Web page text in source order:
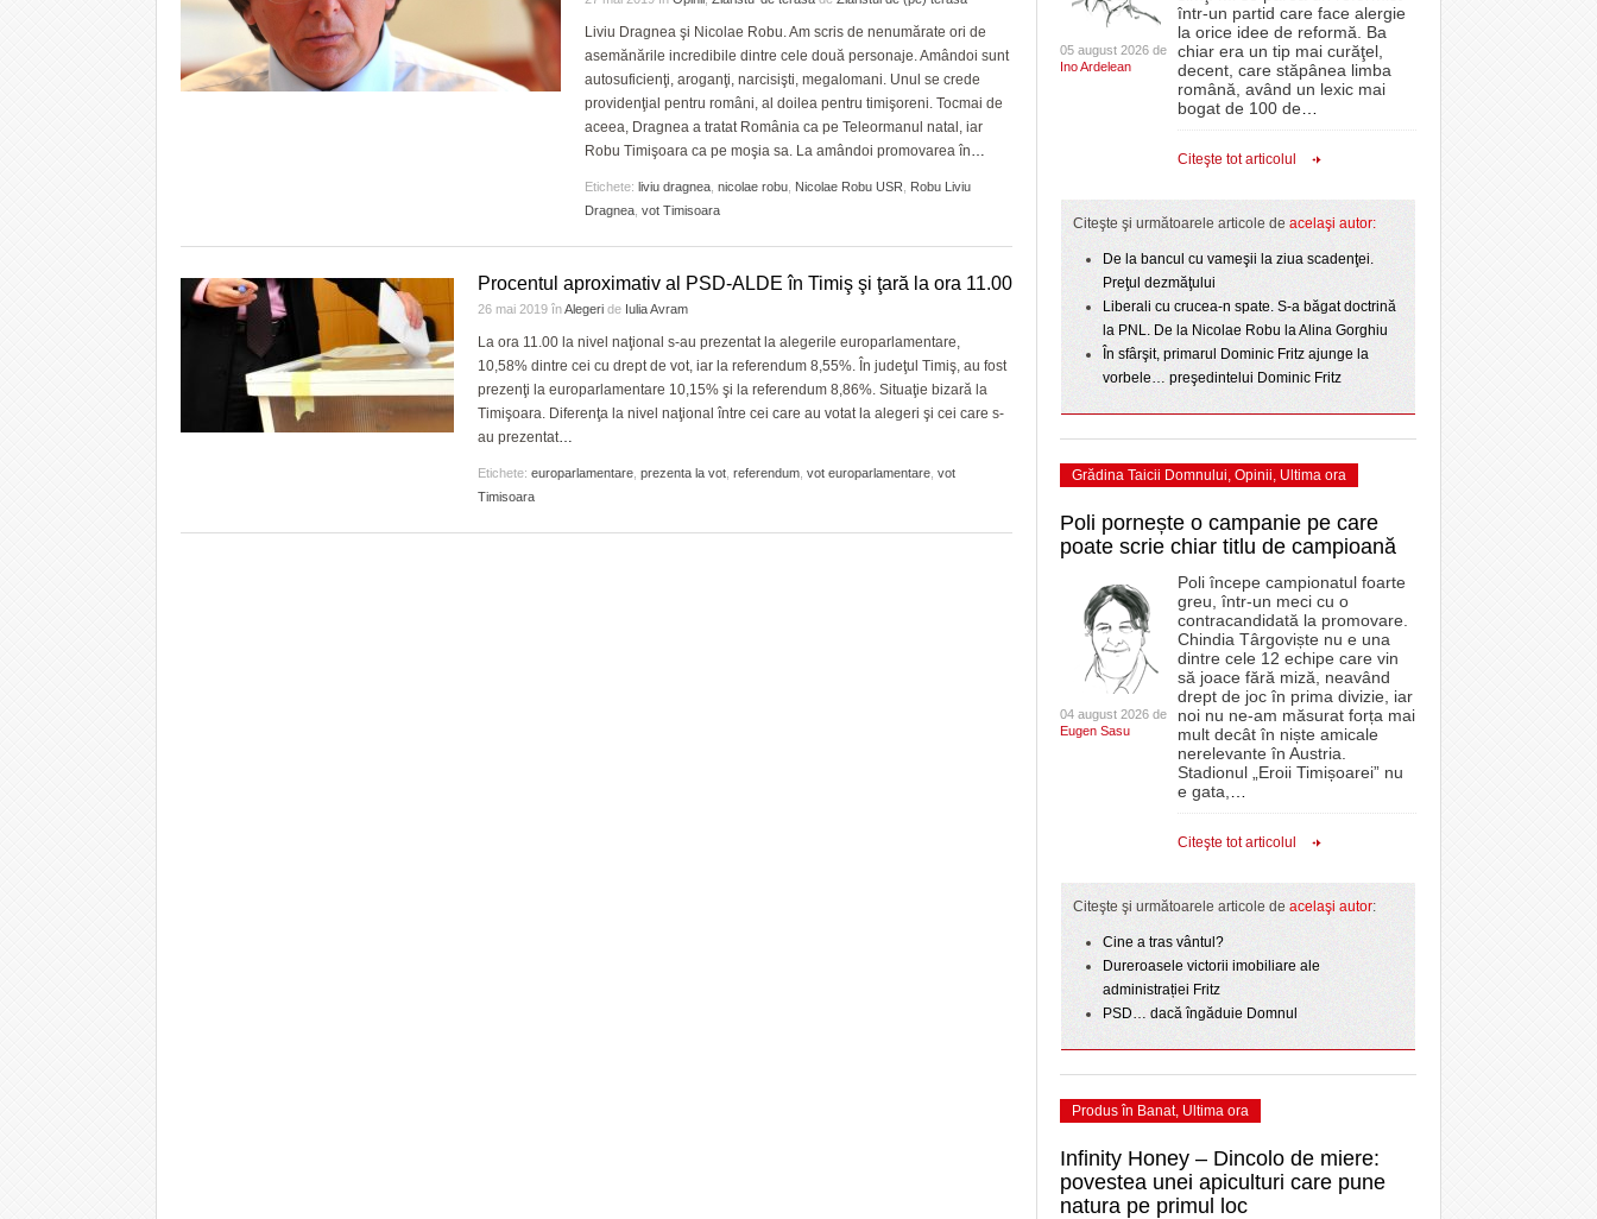
Primăria Timișoara vinde 3.500 de metri cubi de
- 3 August 2026
View all
Ceauşescu a fost… “unicul vizionar al țării”
August 2026
special pentru el de PSD: Doar în țările
bananiere e folosită legea împotriva unui
Timiș. Mădălin Bunoiu se mută în conducere la
2026
dramatic în barajul de promovare- 3 August 2026
Politehnica încheie cantonamentul cu o victorie
- 25 July 2026
Pe drumul cel bun. Poli a învins o echipă de
ZIARISTU’ DE
TERASĂ
CU OIŞTEA-N
KIERKEGAARD
FINANŢĂRI DE LA A
CLIPURI VIDEO
JOCURI ONLINE
Ziua Timișoarei – City Celebration. Programul
ultimei zile
- 3 August 2026
Sărbătoarea continuă! Zeci de mii de oameni
View all
proiectelor derulate de instituție din fonduri
europene/FOTO
ANAF oferă persoanelor fizice posibilitatea să
beneficieze de Declarația Unică 212
2025
CLIPURI VIDEO
JOCURI ONLINE
DIVERSE
FARMACII DIN
GRĂDINIŢE DIN TIMIŞ
PRIMĂRIILE DIN TIMIŞ
SFATUL MEDICULUI
SFATURI JURIDICE
Liviu Dragnea şi Nicolae Robu. Am scris de nenumărate ori de
asemănările incredibile dintre cele două personaje. Amândoi sunt
autosuficienţi, aroganţi, narcisişti, megalomani. Unul se crede
providenţial pentru români, al doilea pentru timişoreni. Tocmai de
aceea, Dragnea a tratat România ca pe Teleormanul natal, iar
Robu Timişoara ca pe moşia sa. La amândoi promovarea în…
Etichete: liviu dragnea nicolae robu Nicolae Robu USR
Robu Liviu
Dragnea vot Timisoara
Procentul aproximativ al PSD-ALDE în Timiş şi ţară la ora 11.00
26 mai 2019 înAlegeri de Iulia Avram
La ora 11.00 la nivel naţional s-au prezentat la alegerile europarlamentare,
10,58% dintre cei cu drept de vot, iar la referendum 8,55%. În judeţul Timiş, au fost
prezenţi la europarlamentare 10,15% şi la referendum 8,86%. Situaţie bizară la
Timişoara. Diferenţa la nivel naţional între cei care au votat la alegeri şi cei care s-
au prezentat…
Etichete: europarlamentare prezenta la vot referendum vot europarlamentare vot
Timisoara
05 august 2026 de
Ino Ardelean
într-un partid care face alergie
la orice idee de reformă. Ba
chiar era un tip mai curăţel,
decent, care stăpânea limba
română, având un lexic mai
bogat de 100 de
Citeşte tot articolul
Citeşte şi următoarele articole de acelaşi autor:
De la bancul cu vameşii la ziua scadenţei.
Preţul dezmăţului
Liberali cu crucea-n spate. S-a băgat doctrină
la PNL. De la Nicolae Robu la Alina Gorghiu
În sfârşit, primarul Dominic Fritz ajunge la
vorbele… preşedintelui Dominic Fritz
Grădina Taicii Domnului, Opinii, Ultima ora
Poli pornește o campanie pe care
poate scrie chiar titlu de campioană
04 august 2026 de
Eugen Sasu
Poli începe campionatul foarte
greu, într-un meci cu o
contracandidată la promovare.
Chindia Târgoviște nu e una
dintre cele 12 echipe care vin
să joace fără miză, neavând
drept de joc în prima divizie, iar
noi nu ne-am măsurat forța mai
mult decât în niște amicale
nerelevante în Austria.
Stadionul „Eroii Timișoarei” nu
e gata,
Citeşte tot articolul
Citeşte şi următoarele articole de acelaşi autor:
Cine a tras vântul?
Dureroasele victorii imobiliare ale
administrației Fritz
PSD… dacă îngăduie Domnul
Produs în Banat, Ultima ora
Infinity Honey – Dincolo de miere:
povestea unei apiculturi care pune
natura pe primul loc